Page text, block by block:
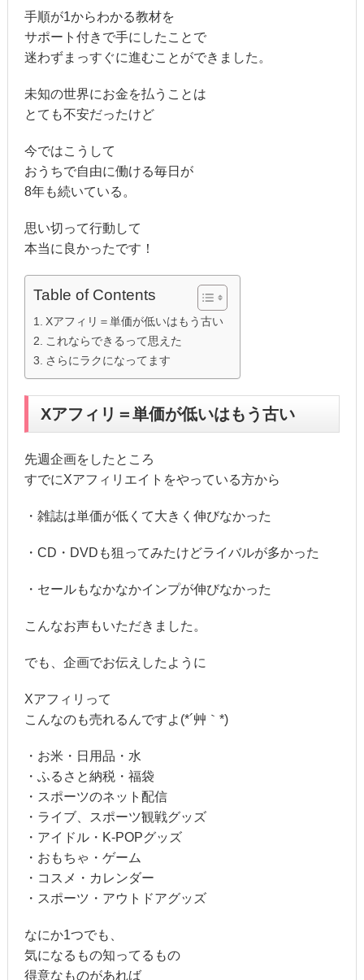
手順が1からわかる教材を
サポート付きで手にしたことで
迷わずまっすぐに進むことができました。
未知の世界にお金を払うことは
とても不安だったけど
今ではこうして
おうちで自由に働ける毎日が
8年も続いている。
思い切って行動して
本当に良かったです！
Table of Contents
Xアフィリ＝単価が低いはもう古い
これならできるって思えた
さらにラクになってます
Xアフィリ＝単価が低いはもう古い
先週企画をしたところ
すでにXアフィリエイトをやっている方から
・雑誌は単価が低くて大きく伸びなかった
・CD・DVDも狙ってみたけどライバルが多かった
・セールもなかなかインプが伸びなかった
こんなお声もいただきました。
でも、企画でお伝えしたように
Xアフィリって
こんなのも売れるんですよ(*´艸｀*)
・お米・日用品・水
・ふるさと納税・福袋
・スポーツのネット配信
・ライブ、スポーツ観戦グッズ
・アイドル・K-POPグッズ
・おもちゃ・ゲーム
・コスメ・カレンダー
・スポーツ・アウトドアグッズ
なにか1つでも、
気になるもの知ってるもの
得意なものがあれば